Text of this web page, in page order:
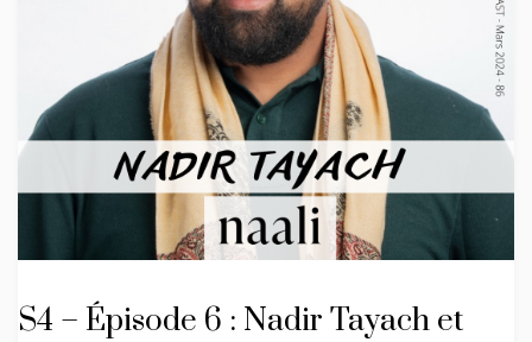
S4 – Épisode 6 : Nadir Tayach et